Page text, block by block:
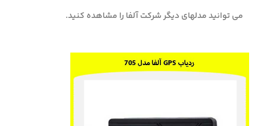
می توانید مدلهای دیگر شرکت آلفا را مشاهده کنید.